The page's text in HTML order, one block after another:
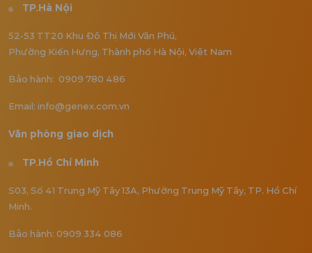
TP.Hà Nội
52-53 TT20 Khu Đô Thị Mới Văn Phú,
Phường Kiến Hưng, Thành phố Hà Nội, Việt Nam
Bảo hành: 0909 780 486
Email: info@genex.com.vn
Văn phòng giao dịch
TP.Hồ Chí Minh
S03, Số 41 Trung Mỹ Tây 13A, Phường Trung Mỹ Tây, TP. Hồ Chí
Minh.
Bảo hành: 0909 334 086